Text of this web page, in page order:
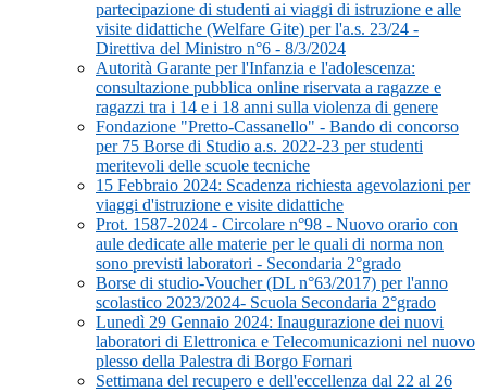
partecipazione di studenti ai viaggi di istruzione e alle
visite didattiche (Welfare Gite) per l'a.s. 23/24 -
Direttiva del Ministro n°6 - 8/3/2024
Autorità Garante per l'Infanzia e l'adolescenza:
consultazione pubblica online riservata a ragazze e
ragazzi tra i 14 e i 18 anni sulla violenza di genere
Fondazione "Pretto-Cassanello" - Bando di concorso
per 75 Borse di Studio a.s. 2022-23 per studenti
meritevoli delle scuole tecniche
15 Febbraio 2024: Scadenza richiesta agevolazioni per
viaggi d'istruzione e visite didattiche
Prot. 1587-2024 - Circolare n°98 - Nuovo orario con
aule dedicate alle materie per le quali di norma non
sono previsti laboratori - Secondaria 2°grado
Borse di studio-Voucher (DL n°63/2017) per l'anno
scolastico 2023/2024- Scuola Secondaria 2°grado
Lunedì 29 Gennaio 2024: Inaugurazione dei nuovi
laboratori di Elettronica e Telecomunicazioni nel nuovo
plesso della Palestra di Borgo Fornari
Settimana del recupero e dell'eccellenza dal 22 al 26